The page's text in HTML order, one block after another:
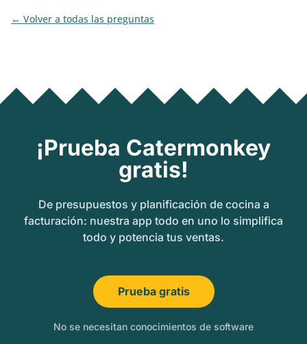
Volver a todas las preguntas
¡Prueba Catermonkey
gratis!
De presupuestos y planificación de cocina a
facturación: nuestra app todo en uno lo simplifica
todo y potencia tus ventas.
Prueba gratis
No se necesitan conocimientos de software